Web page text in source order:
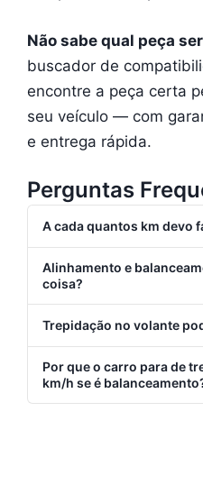
Não sabe qual peça
buscador de
encontre a peça certa
seu veículo — com
e entrega rápida.
Perguntas
A cada quantos km devo
Alinhamento e
coisa?
Trepidação no volante
Por que o carro para de
km/h se é